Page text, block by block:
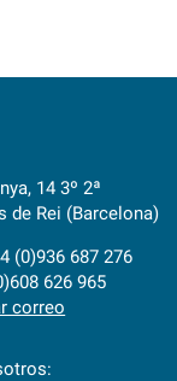
14 3º 2ª
de Rei (Barcelona)
(0)936 687 276
626 965
correo